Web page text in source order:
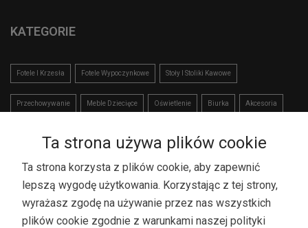
KATEGORIE
Fotele I Krzesła Fotele Wypoczynkowe Stoły I Stoliki Kawowe
Przechowywanie Meble Dziecięce Oświetlenie Biurka Akcesoria
NEWSLETTER
Dołącz do naszego newslettera i bądź na bieżąco
Ta strona używa plików cookie
Ta strona korzysta z plików cookie, aby zapewnić
lepszą wygodę użytkowania. Korzystając z tej strony,
wyrażasz zgodę na używanie przez nas wszystkich
plików cookie zgodnie z warunkami naszej polityki